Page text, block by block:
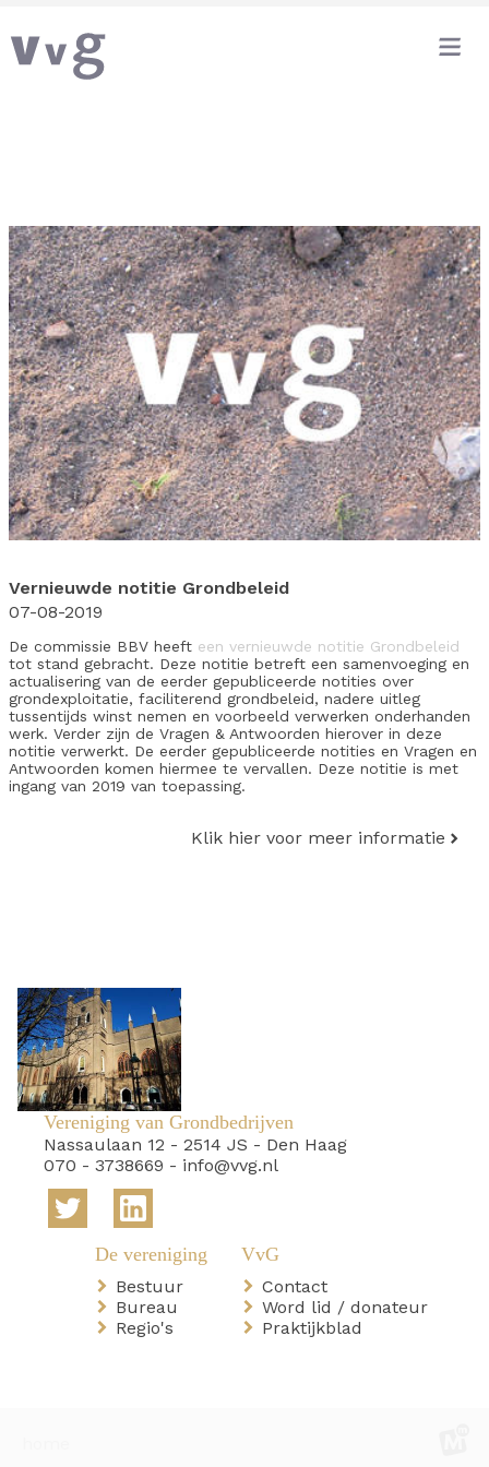
Vernieuwde notitie Grondbeleid
07-08-2019
De commissie BBV heeft een vernieuwde notitie Grondbeleid
tot stand gebracht. Deze notitie betreft een samenvoeging en
actualisering van de eerder gepubliceerde notities over
grondexploitatie, faciliterend grondbeleid, nadere uitleg
tussentijds winst nemen en voorbeeld verwerken onderhanden
werk. Verder zijn de Vragen & Antwoorden hierover in deze
notitie verwerkt. De eerder gepubliceerde notities en Vragen en
Antwoorden komen hiermee te vervallen. Deze notitie is met
ingang van 2019 van toepassing.
Klik hier voor meer informatie
Vereniging van Grondbedrijven
Nassaulaan 12 - 2514 JS - Den Haag
070 - 3738669 - info@vvg.nl
Bestuur
Bureau
Regio's
Contact
Word lid / donateur
Praktijkblad